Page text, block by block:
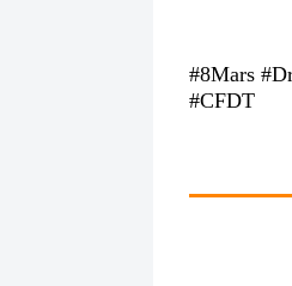
#8Mars
#CFDT